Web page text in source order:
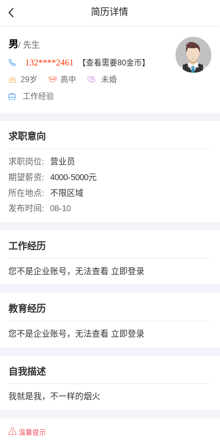
简历详情
男/ 先生
132****2461 【查看需要80金币】
29岁 高中 未婚
工作经验
求职意向
求职岗位:
营业员
期望薪资:
4000-5000元
所在地点:
不限区域
发布时间:
08-10
工作经历
您不是企业账号，无法查看 立即登录
教育经历
您不是企业账号，无法查看 立即登录
自我描述
我就是我，不一样的烟火
温馨提示